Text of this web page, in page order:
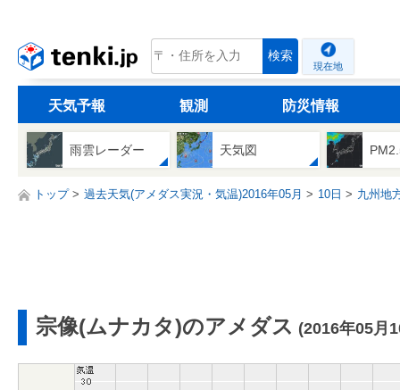
tenki.jp 検索
現在地
天気予報 観測 防災情報
雨雲レーダー 天気図
トップ 過去天気(アメダス実況・気温)2016年05月 10日 九州地
宗像(ムナカタ)のアメダス (2016年05月